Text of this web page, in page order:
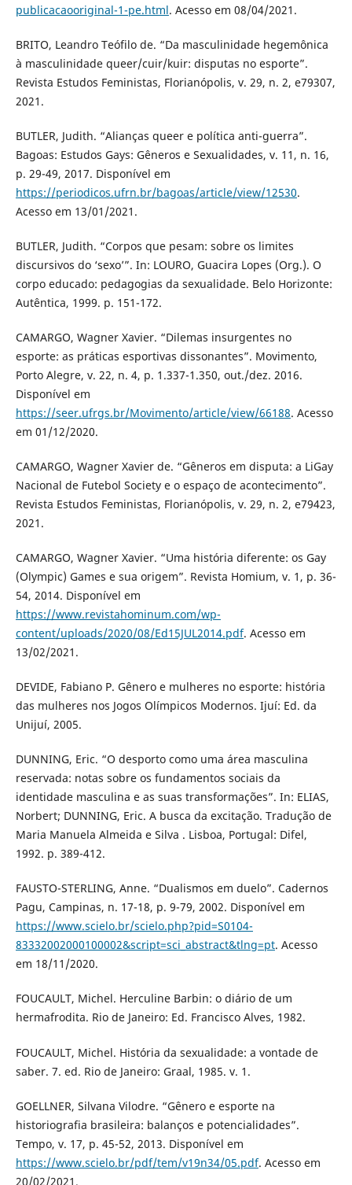
publicacaooriginal-1-pe.html. Acesso em 08/04/2021.
BRITO, Leandro Teófilo de. “Da masculinidade hegemônica
à masculinidade queer/cuir/kuir: disputas no esporte”.
Revista Estudos Feministas, Florianópolis, v. 29, n. 2, e79307,
2021.
BUTLER, Judith. “Alianças queer e política anti-guerra”.
Bagoas: Estudos Gays: Gêneros e Sexualidades, v. 11, n. 16,
p. 29-49, 2017. Disponível em
https://periodicos.ufrn.br/bagoas/article/view/12530.
Acesso em 13/01/2021.
BUTLER, Judith. “Corpos que pesam: sobre os limites
discursivos do ‘sexo’”. In: LOURO, Guacira Lopes (Org.). O
corpo educado: pedagogias da sexualidade. Belo Horizonte:
Autêntica, 1999. p. 151-172.
CAMARGO, Wagner Xavier. “Dilemas insurgentes no
esporte: as práticas esportivas dissonantes”. Movimento,
Porto Alegre, v. 22, n. 4, p. 1.337-1.350, out./dez. 2016.
Disponível em
https://seer.ufrgs.br/Movimento/article/view/66188. Acesso
em 01/12/2020.
CAMARGO, Wagner Xavier de. “Gêneros em disputa: a LiGay
Nacional de Futebol Society e o espaço de acontecimento”.
Revista Estudos Feministas, Florianópolis, v. 29, n. 2, e79423,
2021.
CAMARGO, Wagner Xavier. “Uma história diferente: os Gay
(Olympic) Games e sua origem”. Revista Homium, v. 1, p. 36-
54, 2014. Disponível em
https://www.revistahominum.com/wp-
content/uploads/2020/08/Ed15JUL2014.pdf. Acesso em
13/02/2021.
DEVIDE, Fabiano P. Gênero e mulheres no esporte: história
das mulheres nos Jogos Olímpicos Modernos. Ijuí: Ed. da
Unijuí, 2005.
DUNNING, Eric. “O desporto como uma área masculina
reservada: notas sobre os fundamentos sociais da
identidade masculina e as suas transformações”. In: ELIAS,
Norbert; DUNNING, Eric. A busca da excitação. Tradução de
Maria Manuela Almeida e Silva . Lisboa, Portugal: Difel,
1992. p. 389-412.
FAUSTO-STERLING, Anne. “Dualismos em duelo”. Cadernos
Pagu, Campinas, n. 17-18, p. 9-79, 2002. Disponível em
https://www.scielo.br/scielo.php?pid=S0104-
83332002000100002&script=sci_abstract&tlng=pt. Acesso
em 18/11/2020.
FOUCAULT, Michel. Herculine Barbin: o diário de um
hermafrodita. Rio de Janeiro: Ed. Francisco Alves, 1982.
FOUCAULT, Michel. História da sexualidade: a vontade de
saber. 7. ed. Rio de Janeiro: Graal, 1985. v. 1.
GOELLNER, Silvana Vilodre. “Gênero e esporte na
historiografia brasileira: balanços e potencialidades”.
Tempo, v. 17, p. 45-52, 2013. Disponível em
https://www.scielo.br/pdf/tem/v19n34/05.pdf. Acesso em
20/02/2021.